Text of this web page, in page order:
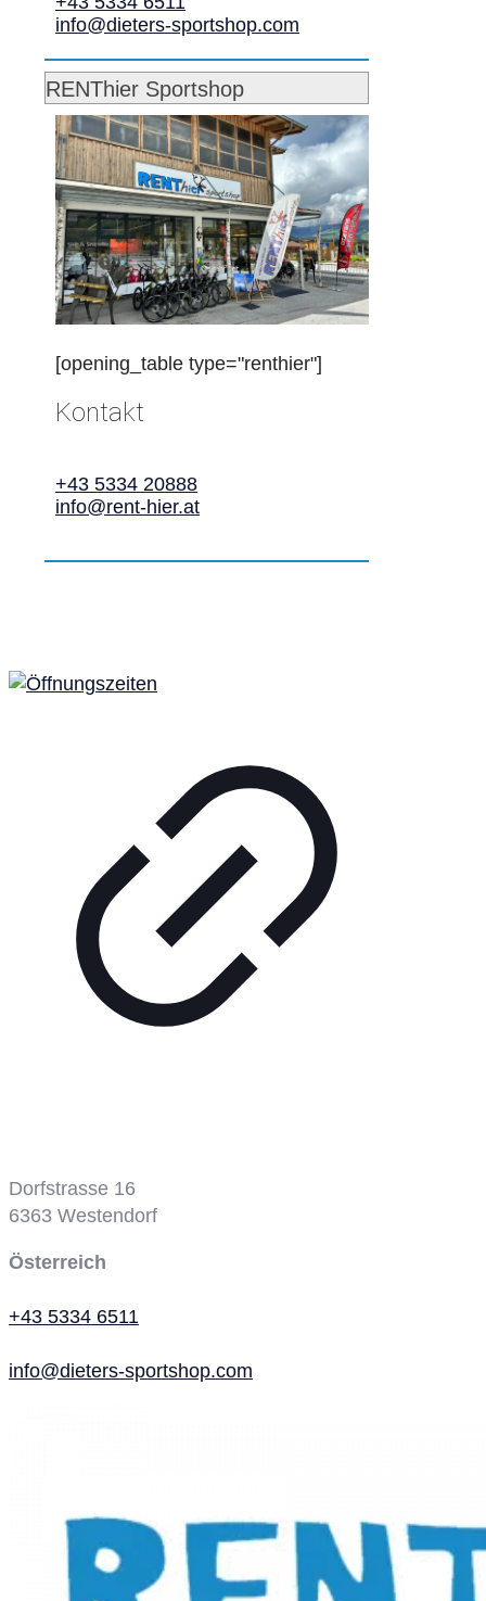
info@dieters-sportshop.com
RENThier Sportshop
[opening_table type="renthier"]
Kontakt
+43 5334 20888
info@rent-hier.at
Dorfstrasse 16
6363 Westendorf
Österreich
+43 5334 6511
info@dieters-sportshop.com